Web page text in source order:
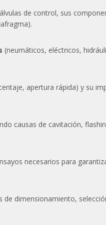
de control, sus
(neumáticos, eléctricos,
apertura rápida) y su
causas de cavitación,
necesarios para
de dimensionamiento,
de Compras en